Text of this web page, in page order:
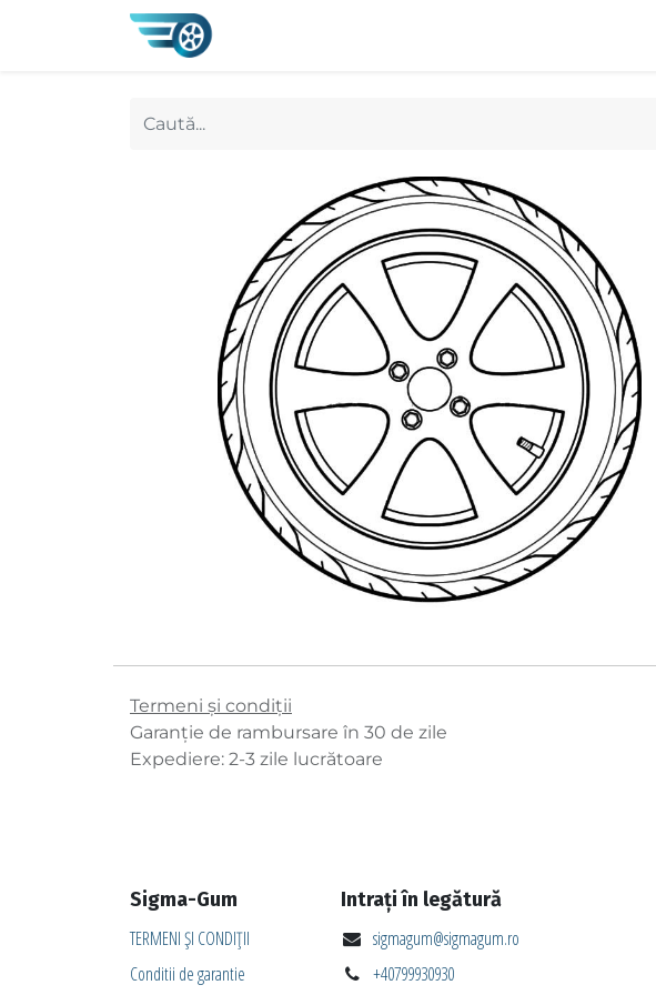
Termeni și condiții
Garanție de rambursare în 30 de zile
Expediere: 2-3 zile lucrătoare
Sigma-Gum
TERMENI ȘI CONDIȚII
Conditii de garantie
Intrați în legătură
sigmagum@sigmagum.ro
+40799930930